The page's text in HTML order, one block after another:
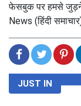
फेसबुक पर हमसे
News (हिंदी
JUST IN